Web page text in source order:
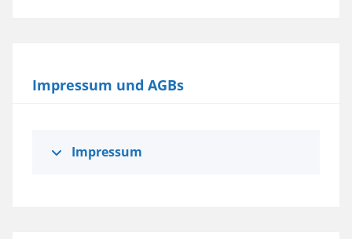
Impressum und AGBs
Impressum